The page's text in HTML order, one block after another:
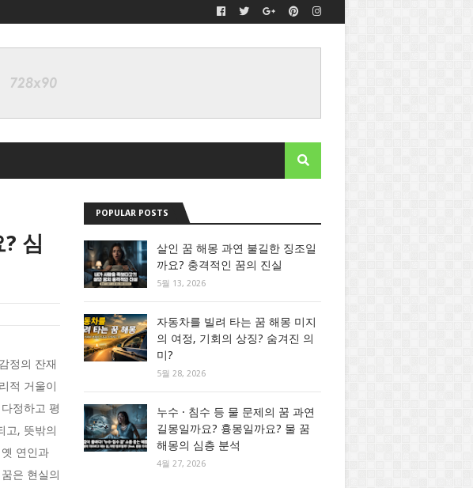
심
정의 잔재
적 거울이
정하고 평
고, 뜻밖의
연인과
은 현실의
POPULAR POSTS
살인 꿈 해몽 과연 불길한 징조일
까요? 충격적인 꿈의 진실
5월 13, 2026
자동차를 빌려 타는 꿈 해몽 미지
의 여정, 기회의 상징? 숨겨진 의
미?
5월 28, 2026
누수 · 침수 등 물 문제의 꿈 과연
길몽일까요? 흉몽일까요? 물 꿈
해몽의 심층 분석
4월 27, 2026